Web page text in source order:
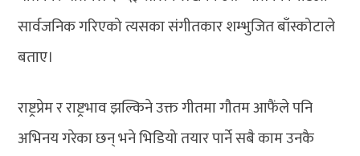
सार्वजनिक गरिएको त्यसका संगीतकार शम्भुजित बाँस्कोटाले
बताए।
राष्ट्रप्रेम र राष्ट्रभाव झल्किने उक्त गीतमा गौतम आफैंले पनि
अभिनय गरेका छन् भने भिडियो तयार पार्ने सबै काम उनकै